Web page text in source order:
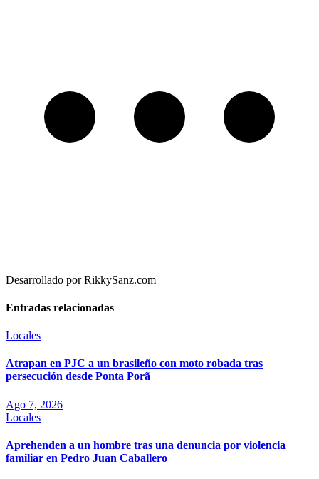
Desarrollado por RikkySanz.com
Entradas relacionadas
Locales
Atrapan en PJC a un brasileño con moto robada tras
persecución desde Ponta Porã
Ago 7, 2026
Locales
Aprehenden a un hombre tras una denuncia por violencia
familiar en Pedro Juan Caballero